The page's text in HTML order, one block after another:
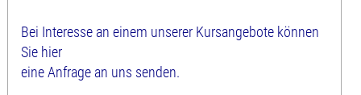
Bei Interesse an einem unserer Kursangebote können
Sie hier
eine Anfrage an uns senden.